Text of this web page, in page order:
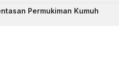
Permukiman Kumuh